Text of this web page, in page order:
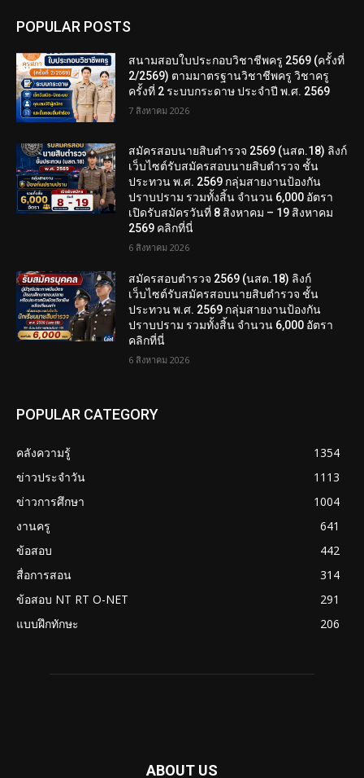
POPULAR POSTS
สนามสอบใบประกอบวิชาชีพครู 2569 (ครั้งที่
2/2569) ตามมาตรฐานวิชาชีพครู วิชาครู
ครั้งที่ 2 ระบบกระดาษ ประจำปี พ.ศ. 2569
7 สิงหาคม 2026
สมัครสอบนายสิบตำรวจ 2569 (นสต.18) ลิงก์
เว็บไซต์รับสมัครสอบนายสิบตำรวจ ชั้น
ประทวน พ.ศ. 2569 กลุ่มสายงานป้องกัน
ปราบปราม รวมทั้งสิ้น จำนวน 6,000 อัตรา
เปิดรับสมัครวันที่ 8 สิงหาคม – 19 สิงหาคม
2569 คลิกที่นี่
6 สิงหาคม 2026
สมัครสอบตํารวจ 2569 (นสต.18) ลิงก์
เว็บไซต์รับสมัครสอบนายสิบตำรวจ ชั้น
ประทวน พ.ศ. 2569 กลุ่มสายงานป้องกัน
ปราบปราม รวมทั้งสิ้น จำนวน 6,000 อัตรา
คลิกที่นี่
6 สิงหาคม 2026
POPULAR CATEGORY
คลังความรู้
1354
ข่าวประจำวัน
1113
ข่าวการศึกษา
1004
งานครู
641
ข้อสอบ
442
สื่อการสอน
314
ข้อสอบ NT RT O-NET
291
แบบฝึกทักษะ
206
ABOUT US